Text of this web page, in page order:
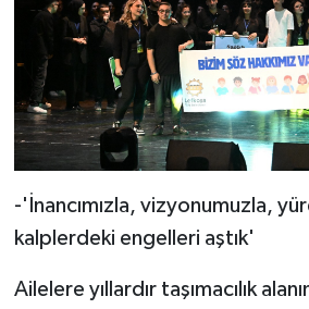
-'İnancımızla, vizyonumuzla,
kalplerdeki engelleri aştık'
Ailelere yıllardır taşımacılık